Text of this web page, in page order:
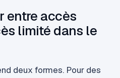
entre accès
limité dans le
deux formes. Pour des